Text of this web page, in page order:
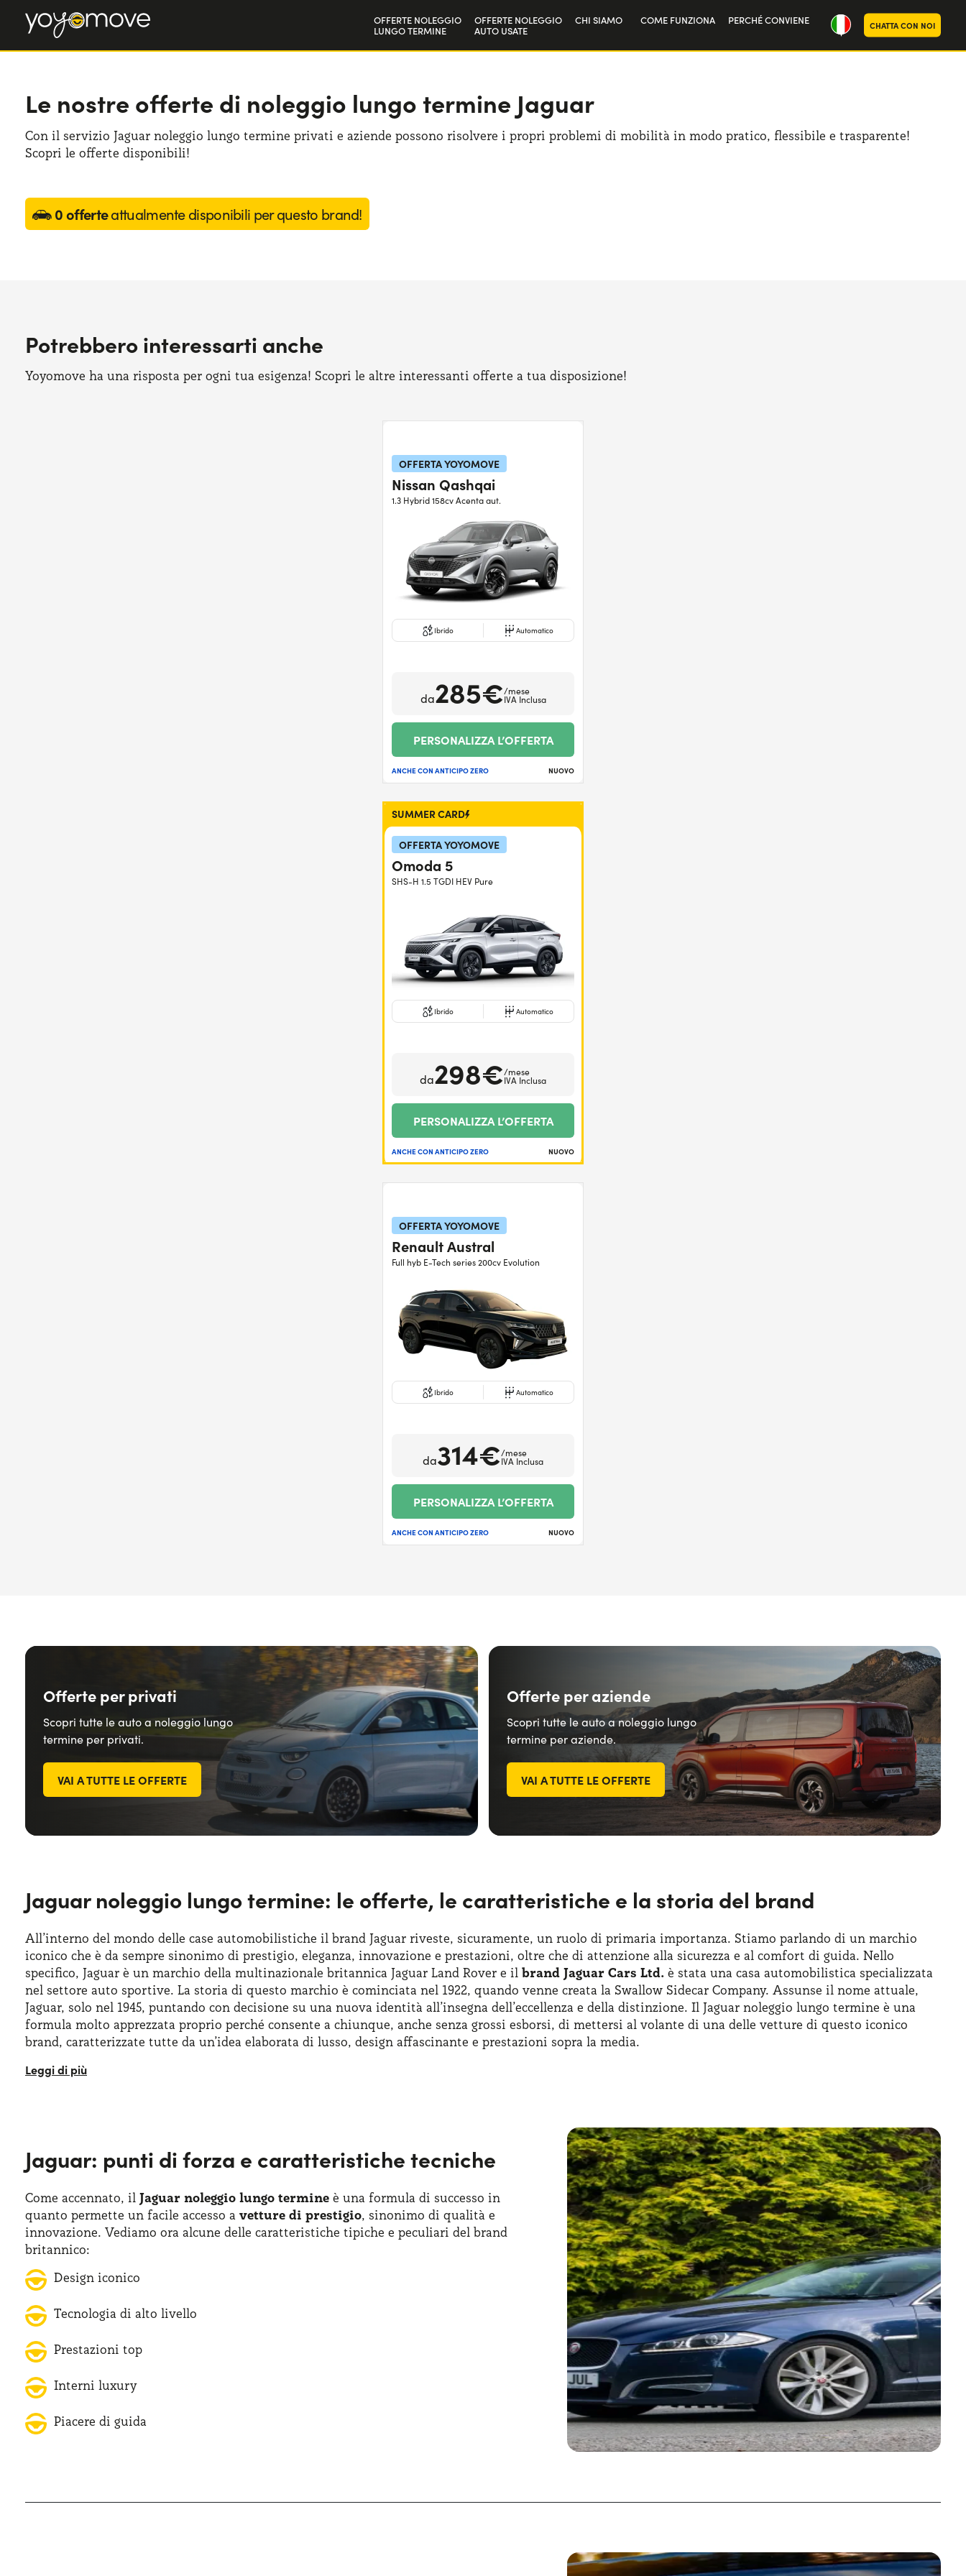
OFFERTE NOLEGGIO
LUNGO TERMINE
OFFERTE NOLEGGIO
AUTO USATE
CHI SIAMO COME FUNZIONA PERCHÉ CONVIENE CHATTA CON NOI
Le nostre offerte di noleggio lungo termine Jaguar
Con il servizio Jaguar noleggio lungo termine privati e aziende possono risolvere i propri problemi di mobilità in modo pratico, flessibile e trasparente!
Scopri le offerte disponibili!
0 offerteattualmente disponibili per questo brand!
Potrebbero interessarti anche
Yoyomove ha una risposta per ogni tua esigenza! Scopri le altre interessanti offerte a tua disposizione!
OFFERTA YOYOMOVE
Nissan Qashqai
1.3 Hybrid 158cv Acenta aut.
Ibrido Automatico
da285€/mese
IVA Inclusa
PERSONALIZZA L’OFFERTA
ANCHE CON ANTICIPO ZERO NUOVO
SUMMER CARD
OFFERTA YOYOMOVE
Omoda 5
SHS-H 1.5 TGDI HEV Pure
Ibrido Automatico
da298€/mese
IVA Inclusa
PERSONALIZZA L’OFFERTA
ANCHE CON ANTICIPO ZERO NUOVO
OFFERTA YOYOMOVE
Renault Austral
Full hyb E-Tech series 200cv Evolution
Ibrido Automatico
da314€/mese
IVA Inclusa
PERSONALIZZA L’OFFERTA
ANCHE CON ANTICIPO ZERO NUOVO
Offerte per privati
Scopri tutte le auto a noleggio lungo
termine per privati.
VAI A TUTTE LE OFFERTE
Offerte per aziende
Scopri tutte le auto a noleggio lungo
termine per aziende.
VAI A TUTTE LE OFFERTE
Jaguar noleggio lungo termine: le offerte, le caratteristiche e la storia del brand
All’interno del mondo delle case automobilistiche il brand Jaguar riveste, sicuramente, un ruolo di primaria importanza. Stiamo parlando di un marchio
iconico che è da sempre sinonimo di prestigio, eleganza, innovazione e prestazioni, oltre che di attenzione alla sicurezza e al comfort di guida. Nello
specifico, Jaguar è un marchio della multinazionale britannica Jaguar Land Rover e il brand Jaguar Cars Ltd. è stata una casa automobilistica specializzata
nel settore auto sportive. La storia di questo marchio è cominciata nel 1922, quando venne creata la Swallow Sidecar Company. Assunse il nome attuale,
Jaguar, solo nel 1945, puntando con decisione su una nuova identità all’insegna dell’eccellenza e della distinzione. Il Jaguar noleggio lungo termine è una
formula molto apprezzata proprio perché consente a chiunque, anche senza grossi esborsi, di mettersi al volante di una delle vetture di questo iconico
brand, caratterizzate tutte da un’idea elaborata di lusso, design affascinante e prestazioni sopra la media.
Nella lunga storia della Jaguar impossibile non nominare vetture che hanno fatto la storia dell’automobile come l’E-Type e l’attenzione del marchio alla
cercando di modernizzare il design. Da questo momento in pi, Jaguar ha realizzato modelli importanti, tra cui i primi SUV come la E-Pace o l’I-Pace. Grazie
, è possibile mettersi alla guida di vetture prestigiose e di fascia alta senza doversi
preoccupare anche dell’aspetto della gestione. Richiedere un Jaguar suv noleggio lungo termine è molto semplice e consente di trovare una soluzione
vantaggiosa per quei soggetti, privati o aziende, che vogliono avere a disposizione un’auto premium senza doversi preoccupare di costi di manutenzione,
assicurazione o svalutazione del veicolo
Jaguar: punti di forza e caratteristiche tecniche
Come accennato, il Jaguar noleggio lungo termine è una formula di successo in
quanto permette un facile accesso a vetture di prestigio, sinonimo di qualità e
innovazione. Vediamo ora alcune delle caratteristiche tipiche e peculiari del brand
britannico:
Design iconico
Tecnologia di alto livello
Prestazioni top
Interni luxury
Piacere di guida